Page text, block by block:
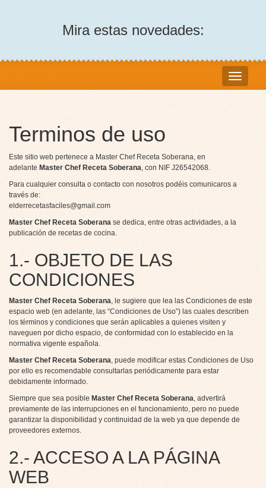
Mira estas novedades:
Terminos de uso
Este sitio web pertenece a Master Chef Receta Soberana, en
adelante Master Chef Receta Soberana, con NIF J26542068.
Para cualquier consulta o contacto con nosotros podéis comunicaros a
través de:
elderrecetasfaciles@gmail.com
Master Chef Receta Soberana se dedica, entre otras actividades, a la
publicación de recetas de cocina.
1.- OBJETO DE LAS
CONDICIONES
Master Chef Receta Soberana, le sugiere que lea las Condiciones de este
espacio web (en adelante, las “Condiciones de Uso”) las cuales describen
los términos y condiciones que serán aplicables a quienes visiten y
naveguen por dicho espacio, de conformidad con lo establecido en la
normativa vigente española.
Master Chef Receta Soberana, puede modificar estas Condiciones de Uso
por ello es recomendable consultarlas periódicamente para estar
debidamente informado.
Siempre que sea posible Master Chef Receta Soberana, advertirá
previamente de las interrupciones en el funcionamiento, pero no puede
garantizar la disponibilidad y continuidad de la web ya que depende de
proveedores externos.
2.- ACCESO A LA PÁGINA
WEB